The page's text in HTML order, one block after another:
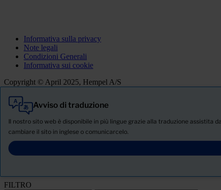
Informativa sulla privacy
Note legali
Condizioni Generali
Informativa sui cookie
Copyright © April 2025, Hempel A/S
Avviso di traduzione
Il nostro sito web è disponibile in più lingue grazie alla traduzione
cambiare il sito in inglese o comunicarcelo.
Tutti
Prodotti
SCHEDA TECNICA DI SICUREZZA
FILTRO